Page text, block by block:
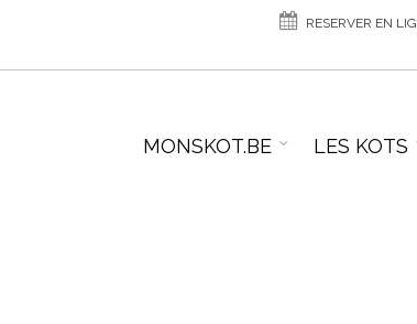
RESERVER EN
MONSKOT.BE LES KOTS